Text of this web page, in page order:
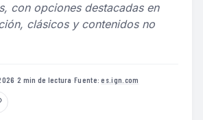
con opciones destacadas en
clásicos y contenidos no
·2 min de lectura ·Fuente:es.ign.com